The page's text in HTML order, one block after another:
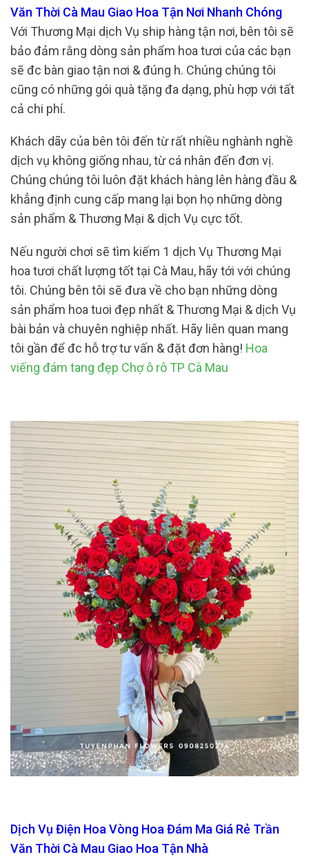
Văn Thời Cà Mau Giao Hoa Tận Nơi Nhanh Chóng
Với Thương Mại dịch Vụ ship hàng tận nơi, bên tôi sẽ
bảo đảm rằng dòng sản phẩm hoa tươi của các bạn
sẽ đc bàn giao tận nơi & đúng h. Chúng chúng tôi
cũng có những gói quà tặng đa dạng, phù hợp với tất
cả chi phí.
Khách dãy của bên tôi đến từ rất nhiều nghành nghề
dịch vụ không giống nhau, từ cá nhân đến đơn vị.
Chúng chúng tôi luôn đặt khách hàng lên hàng đầu &
khẳng định cung cấp mang lại bọn họ những dòng
sản phẩm & Thương Mại & dịch Vụ cực tốt.
Nếu người chơi sẽ tìm kiếm 1 dịch Vụ Thương Mại
hoa tươi chất lượng tốt tại Cà Mau, hãy tới với chúng
tôi. Chúng bên tôi sẽ đưa về cho bạn những dòng
sản phẩm hoa tuoi đẹp nhất & Thương Mại & dịch Vụ
bài bản và chuyên nghiệp nhất. Hãy liên quan mang
tôi gần để đc hỗ trợ tư vấn & đặt đơn hàng! Hoa
viếng đám tang đẹp Chợ ô rô TP Cà Mau
Dịch Vụ Điện Hoa Vòng Hoa Đám Ma Giá Rẻ Trần
Văn Thời Cà Mau Giao Hoa Tận Nhà